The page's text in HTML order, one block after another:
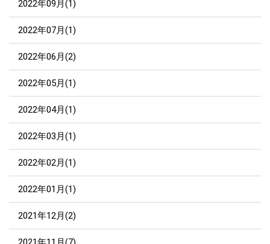
2022年09月(1)
2022年07月(1)
2022年06月(2)
2022年05月(1)
2022年04月(1)
2022年03月(1)
2022年02月(1)
2022年01月(1)
2021年12月(2)